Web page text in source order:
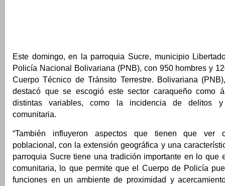
Este domingo, en la parroquia Sucre, municipio
Policía Nacional Bolivariana (PNB), con 950 hombres y
Cuerpo Técnico de Tránsito Terrestre. Bolivariana
destacó que se escogió este sector caraqueño como
distintas variables, como la incidencia de delitos
comunitaria.
“También influyeron aspectos que tienen que ver
poblacional, con la extensión geográfica y una
parroquia Sucre tiene una tradición importante en lo que
comunitaria, lo que permite que el Cuerpo de Policía
funciones en un ambiente de proximidad y